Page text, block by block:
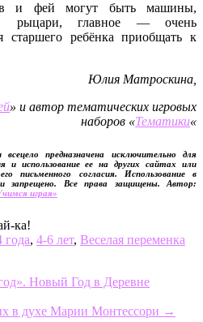
и фей могут быть машины,
и рыцари, главное — очень
старшего ребёнка приобщать к
Юлия Матроскина,
» и автор тематических игровых
наборов «Тематики«
предназначена исключительно для
и использование ее на других сайтах или
письменного согласия. Использование в
запрещено. Все права защищены. Автор:
играя»
ка!
года, 4-6 лет, Веселая переменка
Новый Год в Деревне
в духе Марии Монтессори →